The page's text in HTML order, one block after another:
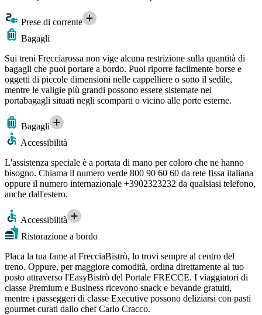
Prese di corrente
Bagagli
Sui treni Frecciarossa non vige alcuna restrizione sulla quantità di
bagagli che puoi portare a bordo. Puoi riporre facilmente borse e
oggetti di piccole dimensioni nelle cappelliere o sotto il sedile,
mentre le valigie più grandi possono essere sistemate nei
portabagagli situati negli scomparti o vicino alle porte esterne.
Bagagli
Accessibilità
L'assistenza speciale è a portata di mano per coloro che ne hanno
bisogno. Chiama il numero verde 800 90 60 60 da rete fissa italiana
oppure il numero internazionale +3902323232 da qualsiasi telefono,
anche dall'estero.
Accessibilità
Ristorazione a bordo
Placa la tua fame al FrecciaBistrò, lo trovi sempre al centro del
treno. Oppure, per maggiore comodità, ordina direttamente al tuo
posto attraverso l'EasyBistrò del Portale FRECCE. I viaggiatori di
classe Premium e Business ricevono snack e bevande gratuiti,
mentre i passeggeri di classe Executive possono deliziarsi con pasti
gourmet curati dallo chef Carlo Cracco.